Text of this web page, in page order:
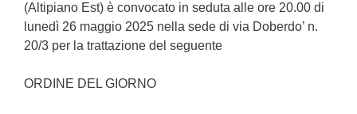
(Altipiano Est) è convocato in seduta alle ore 20.00 di
lunedì 26 maggio 2025 nella sede di via Doberdo’ n.
20/3 per la trattazione del seguente
ORDINE DEL GIORNO